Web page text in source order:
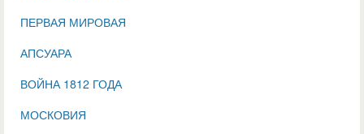
ПЕРВАЯ МИРОВАЯ
АПСУАРА
ВОЙНА 1812 ГОДА
МОСКОВИЯ